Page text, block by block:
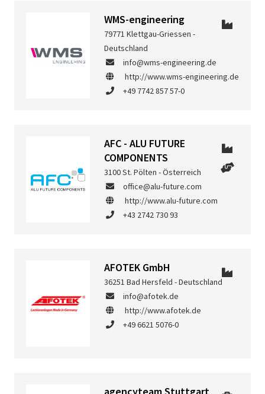
WMS-engineering
79771 Klettgau-Griessen -
Deutschland
info@wms-engineering.de
http://www.wms-engineering.de
+49 7742 857 57-0
AFC - ALU FUTURE
COMPONENTS
3100 St. Pölten - Österreich
office@alu-future.com
http://www.alu-future.com
+43 2742 730 93
AFOTEK GmbH
36251 Bad Hersfeld - Deutschland
info@afotek.de
http://www.afotek.de
+49 6621 5076-0